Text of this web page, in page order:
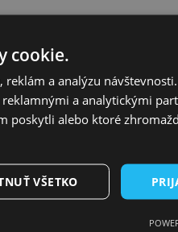
pozícii podpredsedníčky
hlasu ,,veľkých akcionárov“ vo
čím ako matka v
cookie.
a analýzu
a analytickými
poskytli alebo ktoré
VŠETKO